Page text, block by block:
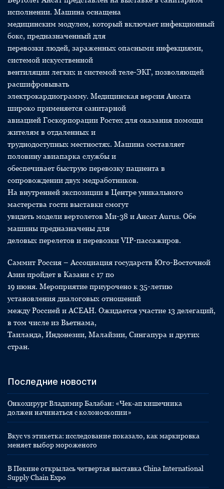
исполнении. Машина оснащена
медицинским модулем, который включает инфекционный
бокс, предназначенный для
перевозки людей, зараженных опасными инфекциями,
системой искусственной
вентиляции легких и системой теле-ЭКГ, позволяющей
расшифровывать
электрокардиограмму. Медицинская версия Ансата
широко применяется санитарной
авиацией Госкорпорации Ростех для оказания помощи
жителям в отдаленных и
труднодоступных местностях. Машина составляет
половину авиапарка службы и
обеспечивает быструю перевозку пациента в
сопровождении двух медработников.
На внутренней экспозиции в Центре уникального
мастерства гости выставки смогут
увидеть модели вертолетов Ми-38 и Ансат Aurus. Обе
машины предназначены для
деловых перелетов и перевозки VIP-пассажиров.
Саммит Россия – Ассоциация государств Юго-Восточной
Азии пройдет в Казани с 17 по
19 июня. Мероприятие приурочено к 35-летию
установления диалоговых отношений
между Россией и АСЕАН. Ожидается участие 13 делегаций,
в том числе из Вьетнама,
Таиланда, Индонезии, Малайзии, Сингапура и других
стран.
Последние новости
Онкохирург Владимир Балабан: «Чек-ап кишечника
должен начинаться с колоноскопии»
Вкус vs этикетка: исследование показало, как маркировка
меняет выбор мороженого
В Пекине открылась четвертая выставка China International
Supply Chain Expo